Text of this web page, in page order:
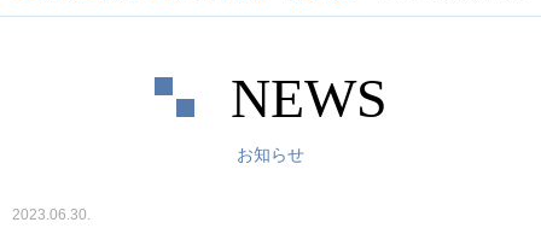
NEWS
お知らせ
2023.06.30.